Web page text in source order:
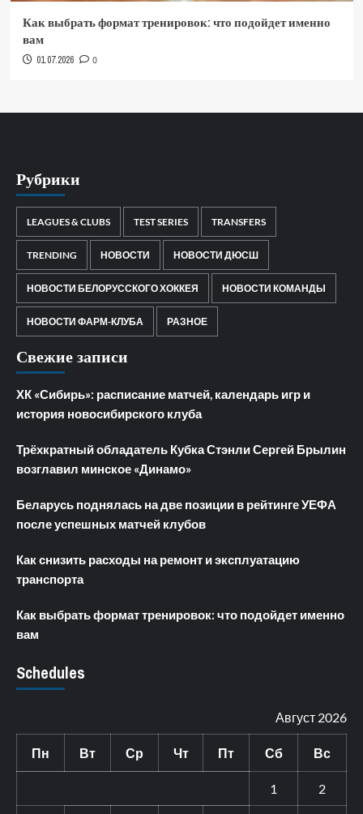
Как выбрать формат тренировок: что подойдет именно
вам
01.07.2026 0
Рубрики
LEAGUES & CLUBS TEST SERIES TRANSFERS
TRENDING НОВОСТИ НОВОСТИ ДЮСШ
НОВОСТИ БЕЛОРУССКОГО ХОККЕЯ НОВОСТИ КОМАНДЫ
НОВОСТИ ФАРМ-КЛУБА РАЗНОЕ
Свежие записи
ХК «Сибирь»: расписание матчей, календарь игр и
история новосибирского клуба
Трёхкратный обладатель Кубка Стэнли Сергей Брылин
возглавил минское «Динамо»
Беларусь поднялась на две позиции в рейтинге УЕФА
после успешных матчей клубов
Как снизить расходы на ремонт и эксплуатацию
транспорта
Как выбрать формат тренировок: что подойдет именно
вам
Schedules
Август 2026
Пн Вт Ср Чт Пт Сб Вс
1 2